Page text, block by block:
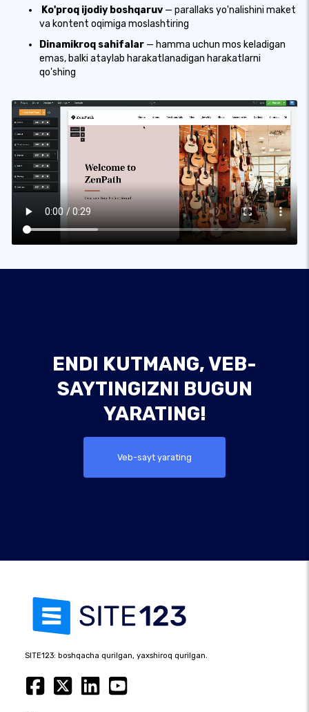
Ko'proq ijodiy boshqaruv — parallaks yo'nalishini maket
va kontent oqimiga moslashtiring
Dinamikroq sahifalar — hamma uchun mos keladigan
emas, balki ataylab harakatlanadigan harakatlarni
qo'shing
ENDI KUTMANG, VEB-
SAYTINGIZNI BUGUN
YARATING!
Veb-sayt yarating
SITE123: boshqacha qurilgan, yaxshiroq qurilgan.